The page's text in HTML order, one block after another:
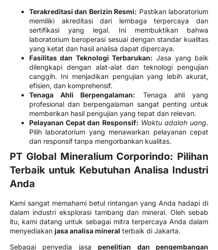
Terakreditasi dan Berizin Resmi: Pastikan laboratorium
memiliki akreditasi dari lembaga terpercaya dan
sertifikasi yang legal. Ini membuktikan bahwa
laboratorium beroperasi sesuai dengan standar kualitas
yang ketat dan hasil analisa dapat dipercaya.
Fasilitas dan Teknologi Terbarukan: Jasa yang baik
dilengkapi dengan alat-alat dan teknologi pengujian
canggih. Ini menjadikan pengujian yang lebih akurat,
efisien, dan komprehensif.
Tenaga Ahli Berpengalaman: Tenaga ahli yang
profesional dan berpengalaman sangat penting untuk
memberikan hasil pengujian yang tepat dan relevan.
Pelayanan Cepat dan Responsif: Waktu adalah uang.
Pilih laboratorium yang menawarkan pelayanan cepat
dan responsif tanpa mengorbankan kualitas.
PT Global Mineralium Corporindo: Pilihan
Terbaik untuk Kebutuhan Analisa Industri
Anda
Kami sangat memahami betul rintangan yang Anda hadapi di
dalam industri eksplorasi tambang dan mineral. Oleh sebab
itu, kami datang untuk sebagai mitra terpercaya Anda dalam
menyediakan jasa analisa mineral terbaik di Jakarta.
Sebagai penyedia jasapenelitian dan pengembangan